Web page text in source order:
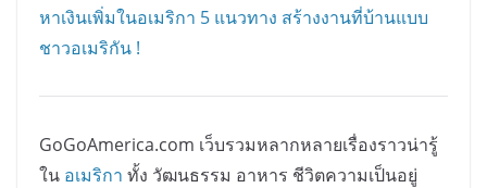
หาเงินเพิ่มในอเมริกา 5 แนวทาง สร้างงานที่บ้านแบบ
ชาวอเมริกัน !
GoGoAmerica.com เว็บรวมหลากหลายเรื่องราวน่ารู้
ใน อเมริกา ทั้ง วัฒนธรรม อาหาร ชีวิตความเป็นอยู่